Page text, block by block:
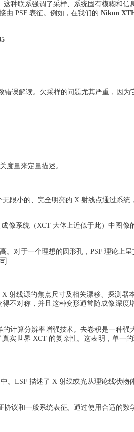
种联系强调了采样、系统固有模糊和信
由 PSF 表征。例如，在我们的Nikon
误解读。欠采样的问题尤其严重，因
度量来定量描述。
限小的、完全明亮的 X 射线点通过系
像系统（XCT 大体上近似于此）中图像
。对于一个理想的圆形孔，PSF 理论上呈
线源的焦点尺寸及相关漂移、探测器
不对称，并且这种变形通常随成像深
计算分辨率增强技术。去卷积是一种
实世界 XCT 的复杂性。这表明，单一
。LSF 描述了 X 射线或光从理论线状物
议和一般系统表征。通过使用合适的